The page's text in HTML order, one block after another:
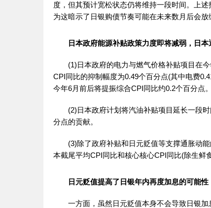
度，但其预计宽松状态仍将维持一段时间。上
为这暗示了日银购债节奏可能在未来数月后会放
日本政府能源补贴政策力度即将减弱，日本
(1)日本政府的电力与燃气价格补贴项目在今
CPI同比的抑制幅度为0.49个百分点(其中电费
今年6月前后将提振综合CPI同比约0.2个百分点。
(2)日本政府计划将汽油补贴项目延长一段时
分点的贡献。
(3)除了政府补贴和日元贬值等支撑通胀动能
本截尾平均CPI同比和核心核心CPI同比(除生鲜
日元贬值提高了日银年内再度加息的可能性
一方面，虽然日元贬值本身不会导致日银加